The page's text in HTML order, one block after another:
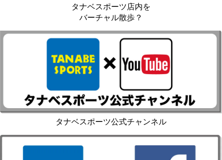
タナベスポーツ店内を
バーチャル散歩？
タナベスポーツ公式チャンネル